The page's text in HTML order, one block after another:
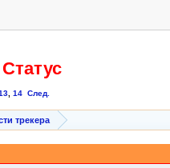
, 14 След.
трекера